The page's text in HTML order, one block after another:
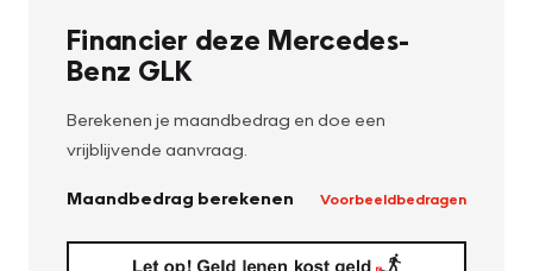
Financier deze Mercedes-
Benz GLK
Berekenen je maandbedrag en doe een
vrijblijvende aanvraag.
Maandbedrag berekenen Voorbeeldbedragen